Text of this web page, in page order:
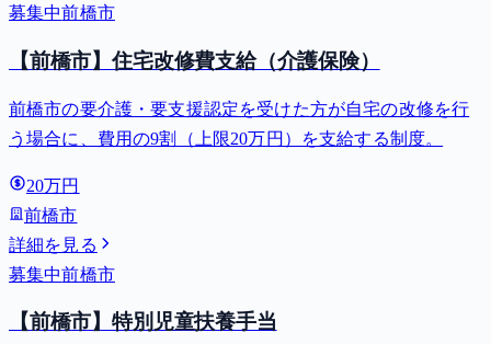
募集中前橋市
【前橋市】住宅改修費支給（介護保険）
前橋市の要介護・要支援認定を受けた方が自宅の改修を行
う場合に、費用の9割（上限20万円）を支給する制度。
20万円
前橋市
詳細を見る
募集中前橋市
【前橋市】特別児童扶養手当